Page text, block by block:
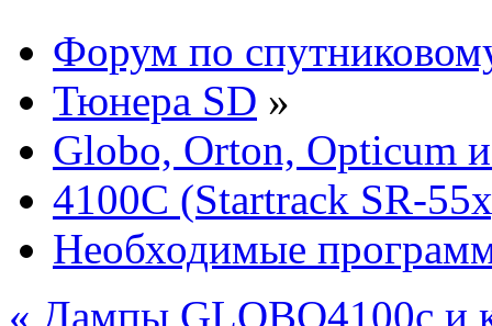
Форум по
Тюнера SD »
Globo, Orton, Opticum
4100C (Startrack SR-
Необходимые
« Дампы GLOBO4100с и